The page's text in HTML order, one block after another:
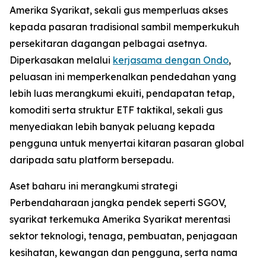
Amerika Syarikat, sekali gus memperluas akses
kepada pasaran tradisional sambil memperkukuh
persekitaran dagangan pelbagai asetnya.
Diperkasakan melalui kerjasama dengan Ondo,
peluasan ini memperkenalkan pendedahan yang
lebih luas merangkumi ekuiti, pendapatan tetap,
komoditi serta struktur ETF taktikal, sekali gus
menyediakan lebih banyak peluang kepada
pengguna untuk menyertai kitaran pasaran global
daripada satu platform bersepadu.
Aset baharu ini merangkumi strategi
Perbendaharaan jangka pendek seperti SGOV,
syarikat terkemuka Amerika Syarikat merentasi
sektor teknologi, tenaga, pembuatan, penjagaan
kesihatan, kewangan dan pengguna, serta nama